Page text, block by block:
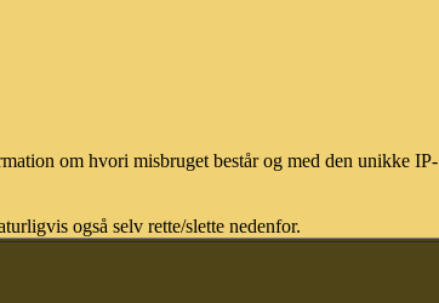
om hvori misbruget består og med den unikke IP-
også selv rette/slette nedenfor.